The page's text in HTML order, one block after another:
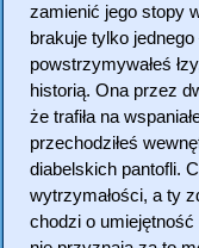
zamienić jego stopy
brakuje tylko
powstrzymywałeś
historią. Ona przez
że trafiła na
przechodziłeś
diabelskich pantofli.
wytrzymałości, a ty
chodzi o